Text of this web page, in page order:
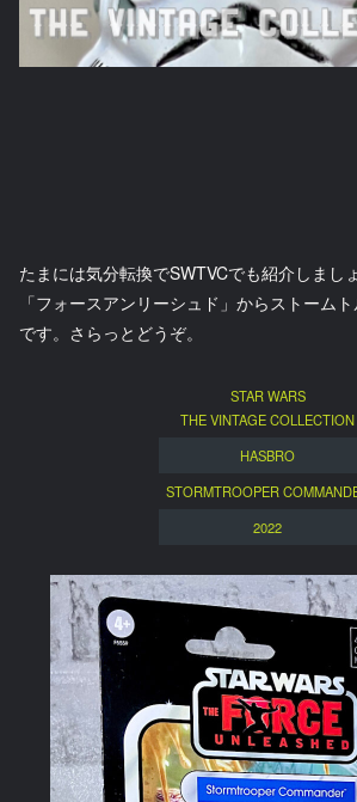
たまには気分転換でSWTVCでも紹介しまし
「フォースアンリーシュド」からストーム
です。さらっとどうぞ。
STAR WARS
THE VINTAGE COLLECTION
HASBRO
STORMTROOPER
2022